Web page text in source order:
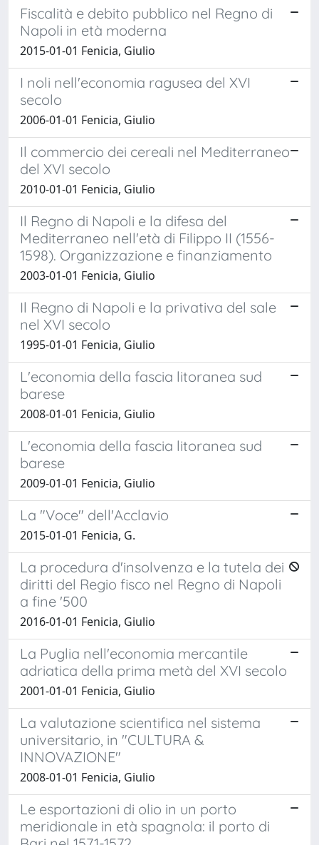
Fiscalità e debito pubblico nel Regno di
Napoli in età moderna
2015-01-01 Fenicia, Giulio
I noli nell'economia ragusea del XVI
secolo
2006-01-01 Fenicia, Giulio
Il commercio dei cereali nel Mediterraneo
del XVI secolo
2010-01-01 Fenicia, Giulio
Il Regno di Napoli e la difesa del
Mediterraneo nell'età di Filippo II (1556-
1598). Organizzazione e finanziamento
2003-01-01 Fenicia, Giulio
Il Regno di Napoli e la privativa del sale
nel XVI secolo
1995-01-01 Fenicia, Giulio
L'economia della fascia litoranea sud
barese
2008-01-01 Fenicia, Giulio
L'economia della fascia litoranea sud
barese
2009-01-01 Fenicia, Giulio
La "Voce" dell'Acclavio
2015-01-01 Fenicia, G.
La procedura d'insolvenza e la tutela dei
diritti del Regio fisco nel Regno di Napoli
a fine '500
2016-01-01 Fenicia, Giulio
La Puglia nell'economia mercantile
adriatica della prima metà del XVI secolo
2001-01-01 Fenicia, Giulio
La valutazione scientifica nel sistema
universitario, in "CULTURA &
INNOVAZIONE"
2008-01-01 Fenicia, Giulio
Le esportazioni di olio in un porto
meridionale in età spagnola: il porto di